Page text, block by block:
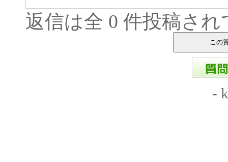
返信は全 0 件投稿さ
-